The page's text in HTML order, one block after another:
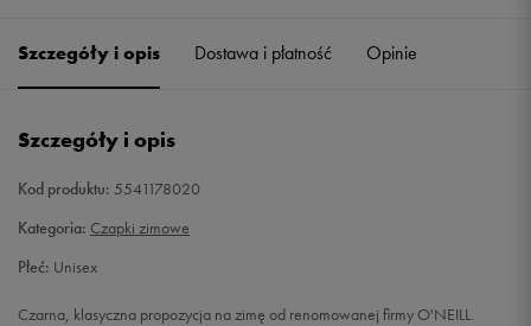
Szczegóły i opis Dostawa i płatność Opinie
Szczegóły i opis
Kod produktu: 5541178020
Kategoria: Czapki zimowe
Płeć: Unisex
Czarna, klasyczna propozycja na zimę od renomowanej firmy O'NEILL.